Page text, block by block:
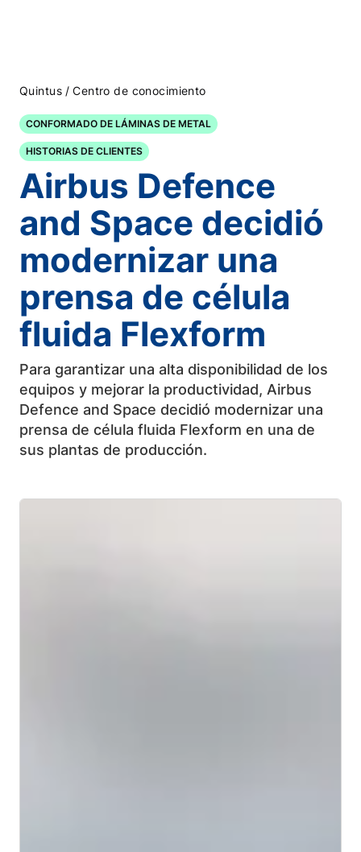
Quintus / Centro de conocimiento
CONFORMADO DE LÁMINAS DE METAL
HISTORIAS DE CLIENTES
Airbus Defence
and Space decidió
modernizar una
prensa de célula
fluida Flexform
Para garantizar una alta disponibilidad de los
equipos y mejorar la productividad, Airbus
Defence and Space decidió modernizar una
prensa de célula fluida Flexform en una de
sus plantas de producción.